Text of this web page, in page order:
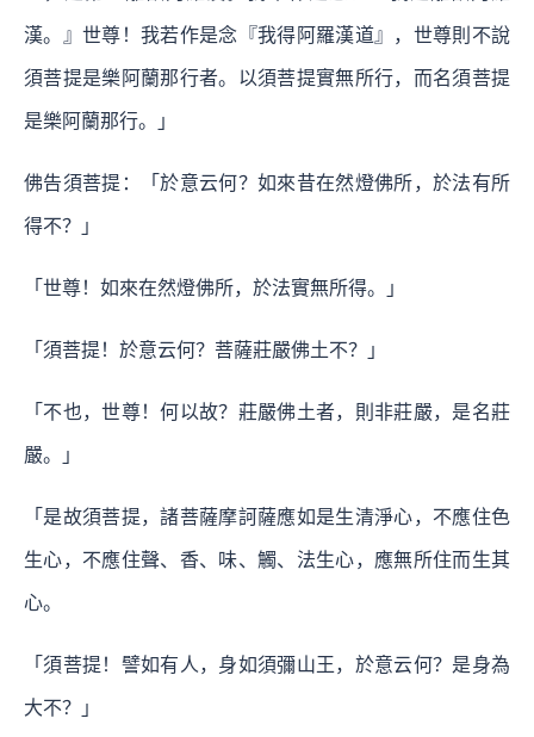
漢。』世尊！我若作是念『我得阿羅漢道』，世尊則不說
須菩提是樂阿蘭那行者。以須菩提實無所行，而名須菩提
是樂阿蘭那行。」
佛告須菩提：「於意云何？如來昔在然燈佛所，於法有所
得不？」
「世尊！如來在然燈佛所，於法實無所得。」
「須菩提！於意云何？菩薩莊嚴佛土不？」
「不也，世尊！何以故？莊嚴佛土者，則非莊嚴，是名莊
嚴。」
「是故須菩提，諸菩薩摩訶薩應如是生清淨心，不應住色
生心，不應住聲、香、味、觸、法生心，應無所住而生其
心。
「須菩提！譬如有人，身如須彌山王，於意云何？是身為
大不？」